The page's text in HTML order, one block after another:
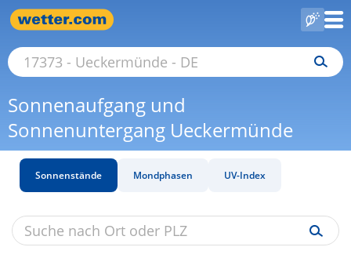
Sonnenaufgang und
Sonnenuntergang Ueckermünde
Sonnenstände Mondphasen UV-Index